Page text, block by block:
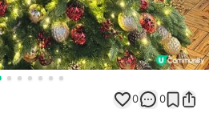
0 0